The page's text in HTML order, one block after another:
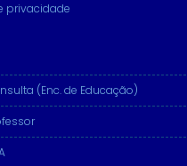
privacidade
(Enc. de Educação)